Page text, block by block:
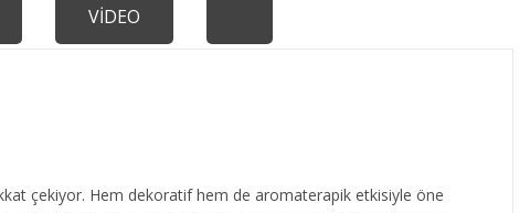
VİDEO
çekiyor. Hem dekoratif hem de aromaterapik etkisiyle öne